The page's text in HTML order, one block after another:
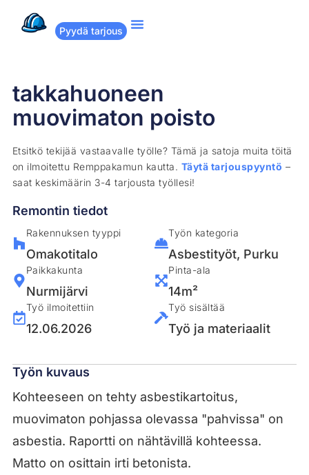
Pyydä tarjous
takkahuoneen
muovimaton poisto
Etsitkö tekijää vastaavalle työlle? Tämä ja satoja muita töitä
on ilmoitettu Remppakamun kautta. Täytä tarjouspyyntö –
saat keskimäärin 3-4 tarjousta työllesi!
Remontin tiedot
Rakennuksen tyyppi
Omakotitalo
Paikkakunta
Nurmijärvi
Työ ilmoitettiin
12.06.2026
Työn kategoria
Asbestityöt, Purku
Pinta-ala
14m²
Työ sisältää
Työ ja materiaalit
Työn kuvaus
Kohteeseen on tehty asbestikartoitus,
muovimaton pohjassa olevassa "pahvissa" on
asbestia. Raportti on nähtävillä kohteessa.
Matto on osittain irti betonista.